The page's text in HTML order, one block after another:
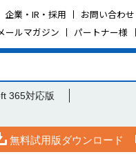
企業・IR・採用 お問い合わせ
ールマガジン
パートナー様
365対応版
無料試用版ダウンロード